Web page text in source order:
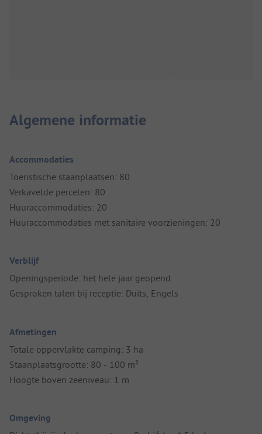
Algemene informatie
Accommodaties
Toeristische staanplaatsen: 80
Verkavelde percelen: 80
Huuraccommodaties: 20
Huuraccommodaties met sanitaire voorzieningen: 20
Verblijf
Openingsperiode: het hele jaar geopend
Gesproken talen bij receptie: Duits, Engels
Afmetingen
Totale oppervlakte camping: 3 ha
Staanplaatsgrootte: 80 - 100 m²
Hoogte boven zeeniveau: 1 m
Omgeving